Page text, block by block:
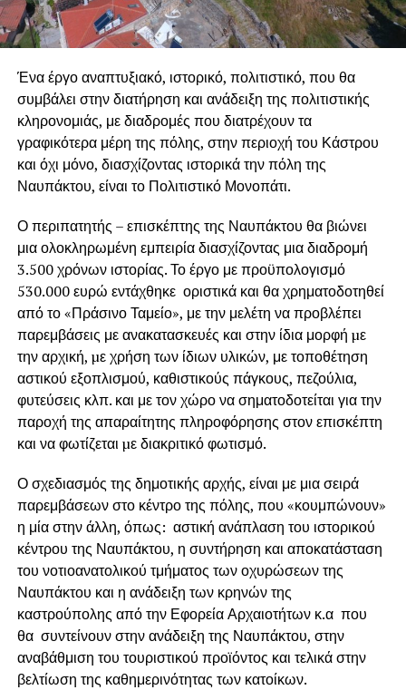
Ένα έργο αναπτυξιακό, ιστορικό, πολιτιστικό, που θα
συμβάλει στην διατήρηση και ανάδειξη της πολιτιστικής
κληρονομιάς, με διαδρομές που διατρέχουν τα
γραφικότερα μέρη της πόλης, στην περιοχή του Κάστρου
και όχι μόνο, διασχίζοντας ιστορικά την πόλη της
Ναυπάκτου, είναι το Πολιτιστικό Μονοπάτι.
Ο περιπατητής – επισκέπτης της Ναυπάκτου θα βιώνει
μια ολοκληρωμένη εμπειρία διασχίζοντας μια διαδρομή
3.500 χρόνων ιστορίας. Το έργο με προϋπολογισμό
530.000 ευρώ εντάχθηκε οριστικά και θα χρηματοδοτηθεί
από το «Πράσινο Ταμείο», με την μελέτη να προβλέπει
παρεμβάσεις με ανακατασκευές και στην ίδια μορφή µε
την αρχική, µε χρήση των ίδιων υλικών, με τοποθέτηση
αστικού εξοπλισμού, καθιστικούς πάγκους, πεζούλια,
φυτεύσεις κλπ. και με τον χώρο να σηματοδοτείται για την
παροχή της απαραίτητης πληροφόρησης στον επισκέπτη
και να φωτίζεται µε διακριτικό φωτισμό.
Ο σχεδιασμός της δημοτικής αρχής, είναι με μια σειρά
παρεμβάσεων στο κέντρο της πόλης, που «κουμπώνουν»
η μία στην άλλη, όπως: αστική ανάπλαση του ιστορικού
κέντρου της Ναυπάκτου, η συντήρηση και αποκατάσταση
του νοτιοανατολικού τμήματος των οχυρώσεων της
Ναυπάκτου και η ανάδειξη των κρηνών της
καστρούπολης από την Εφορεία Αρχαιοτήτων κ.α που
θα συντείνουν στην ανάδειξη της Ναυπάκτου, στην
αναβάθμιση του τουριστικού προϊόντος και τελικά στην
βελτίωση της καθημερινότητας των κατοίκων.